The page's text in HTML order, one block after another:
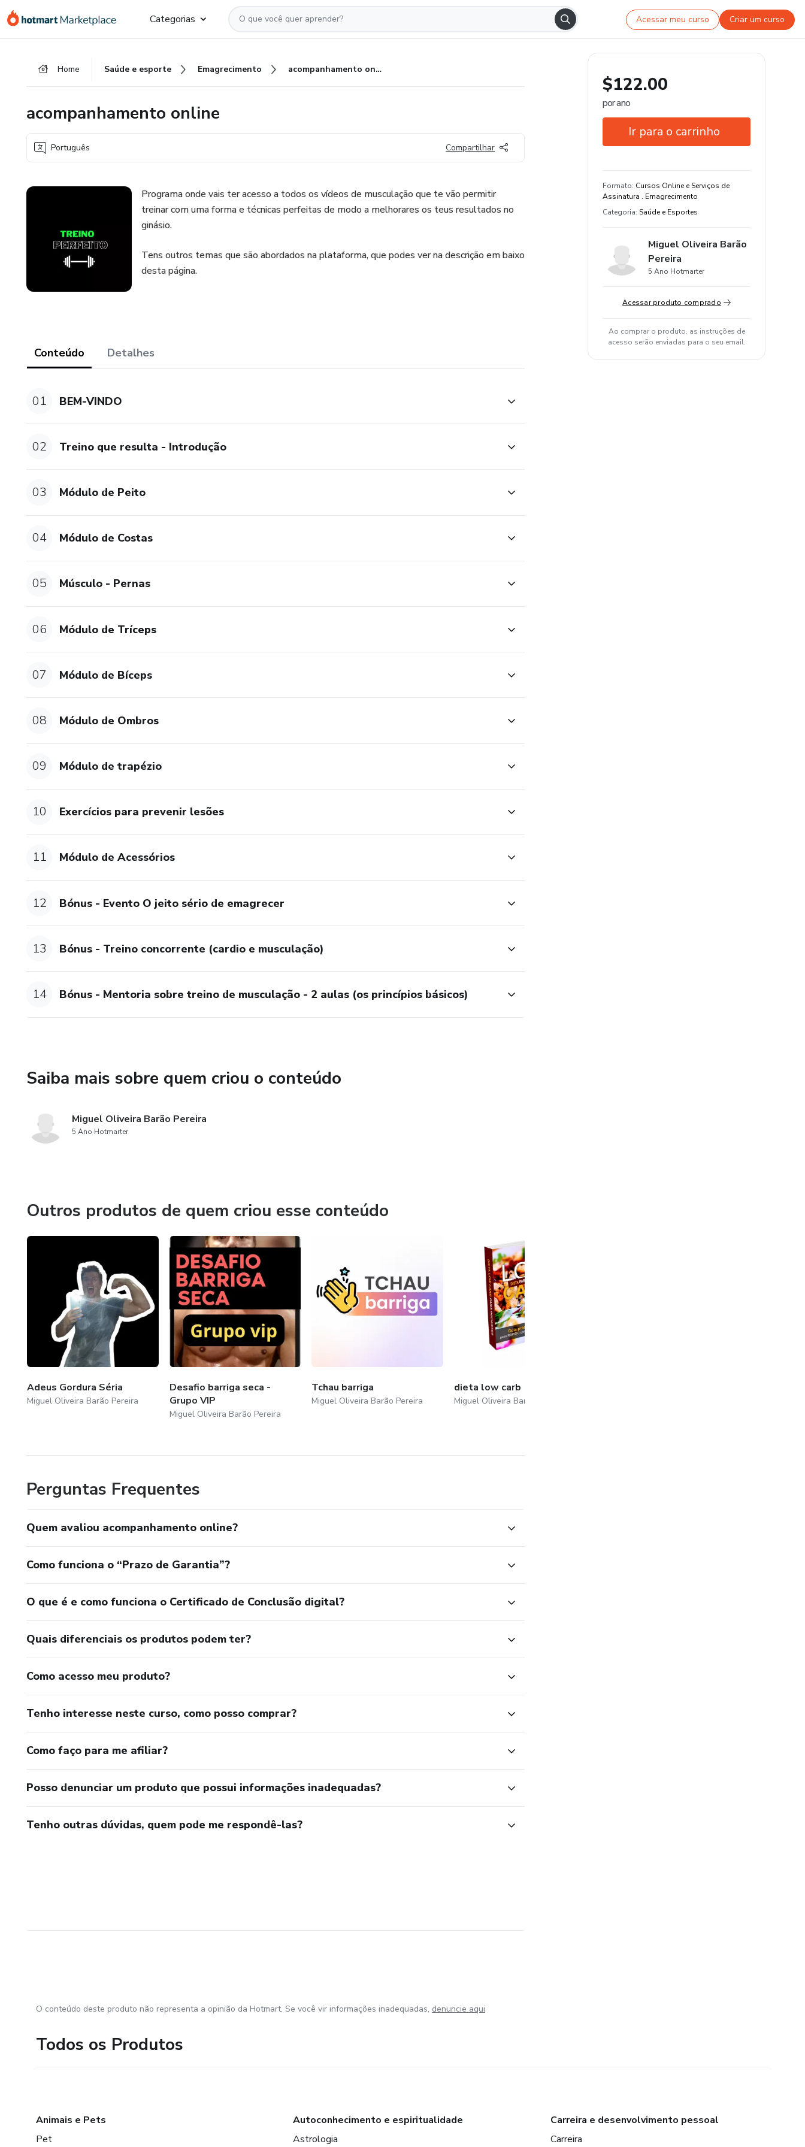
para
para
para
Categorias Acessar meu curso Criar um curso
Home Saúde e esporte Emagrecimento acompanhamento online
acompanhamento online
Português Compartilhar
Programa onde vais ter acesso a todos os vídeos de musculação que te vão permitir
treinar com uma forma e técnicas perfeitas de modo a melhorares os teus resultados no
ginásio.
Tens outros temas que são abordados na plataforma, que podes ver na descrição em baixo
desta página.
Conteúdo Detalhes
01 BEM-VINDO
02 Treino que resulta - Introdução
03 Módulo de Peito
04 Módulo de Costas
05 Músculo - Pernas
06 Módulo de Tríceps
07 Módulo de Bíceps
08 Módulo de Ombros
09 Módulo de trapézio
10 Exercícios para prevenir lesões
11 Módulo de Acessórios
12 Bónus - Evento O jeito sério de emagrecer
13 Bónus - Treino concorrente (cardio e musculação)
14 Bónus - Mentoria sobre treino de musculação - 2 aulas (os princípios básicos)
Saiba mais sobre quem criou o conteúdo
Miguel Oliveira Barão Pereira
5 Ano Hotmarter
Outros produtos de quem criou esse conteúdo
Adeus Gordura Séria
Miguel Oliveira Barão Pereira
Desafio barriga seca -
Grupo VIP
Miguel Oliveira Barão Pereira
Tchau barriga
Miguel Oliveira Barão Pereira
dieta low carb
Miguel Oliveira Barão Pereira
Perguntas Frequentes
Quem avaliou acompanhamento online?
Como funciona o “Prazo de Garantia”?
O que é e como funciona o Certificado de Conclusão digital?
Quais diferenciais os produtos podem ter?
Como acesso meu produto?
Tenho interesse neste curso, como posso comprar?
Como faço para me afiliar?
Posso denunciar um produto que possui informações inadequadas?
Tenho outras dúvidas, quem pode me respondê-las?
$122.00
por ano
Ir para o carrinho
Estude do seu jeito e em qualquer
dispositivo
Formato: Cursos Online e Serviços de
Assinatura . Emagrecimento
Categoria: Saúde e Esportes
Miguel Oliveira Barão
Pereira
5 Ano Hotmarter
Acessar produto comprado
Ao comprar o produto, as instruções de
acesso serão enviadas para o seu email.
O conteúdo deste produto não representa a opinião da Hotmart. Se você vir informações inadequadas, denuncie aqui
Todos os Produtos
Animais e Pets
Pet
Autoconhecimento e espiritualidade
Astrologia
Carreira e desenvolvimento pessoal
Carreira